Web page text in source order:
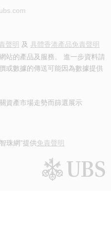
ubs.com
聲明 及 具體香港產品免責聲明
站的產品及服務。 進一步資料請
或數據的傳送可能因為數據提供
資產市場走勢而篩選展示
珠網”提供免責聲明